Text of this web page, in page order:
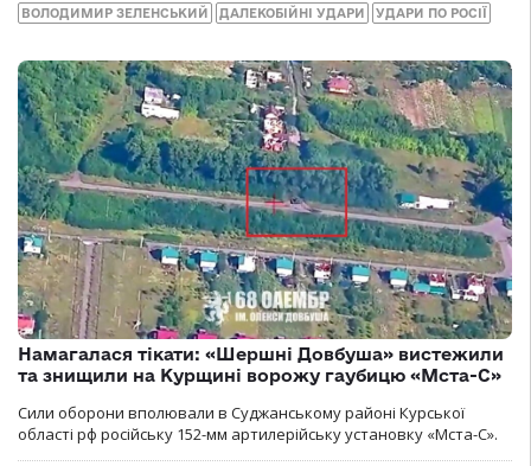
ВОЛОДИМИР ЗЕЛЕНСЬКИЙ ДАЛЕКОБІЙНІ УДАРИ УДАРИ ПО РОСІЇ
Намагалася тікати: «Шершні Довбуша» вистежили
та знищили на Курщині ворожу гаубицю «Мста-С»
Сили оборони вполювали в Суджанському районі Курської
області рф російську 152-мм артилерійську установку «Мста-С».